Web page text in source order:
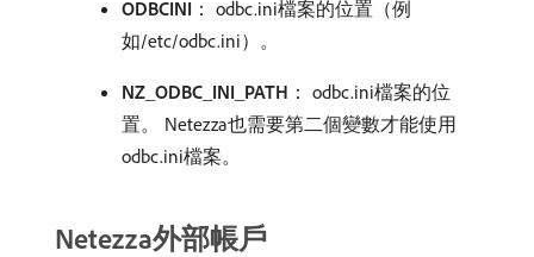
ODBCINI ： odbc.ini檔案的位置（例
如/etc/odbc.ini）。
NZ_ODBC_INI_PATH ： odbc.ini檔案的位
置。 Netezza也需要第二個變數才能使用
odbc.ini檔案。
Netezza外部帳戶